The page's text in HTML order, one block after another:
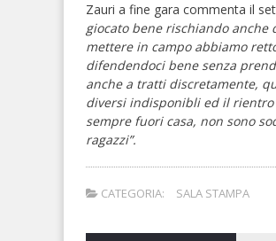
Zauri a fine gara commenta il
giocato bene rischiando
mettere in campo abbiamo
difendendoci bene senza
anche a tratti discretamente,
diversi indisponibli ed il rientro
sempre fuori casa, non sono
ragazzi”.
CATEGORIA: SALA STAMPA